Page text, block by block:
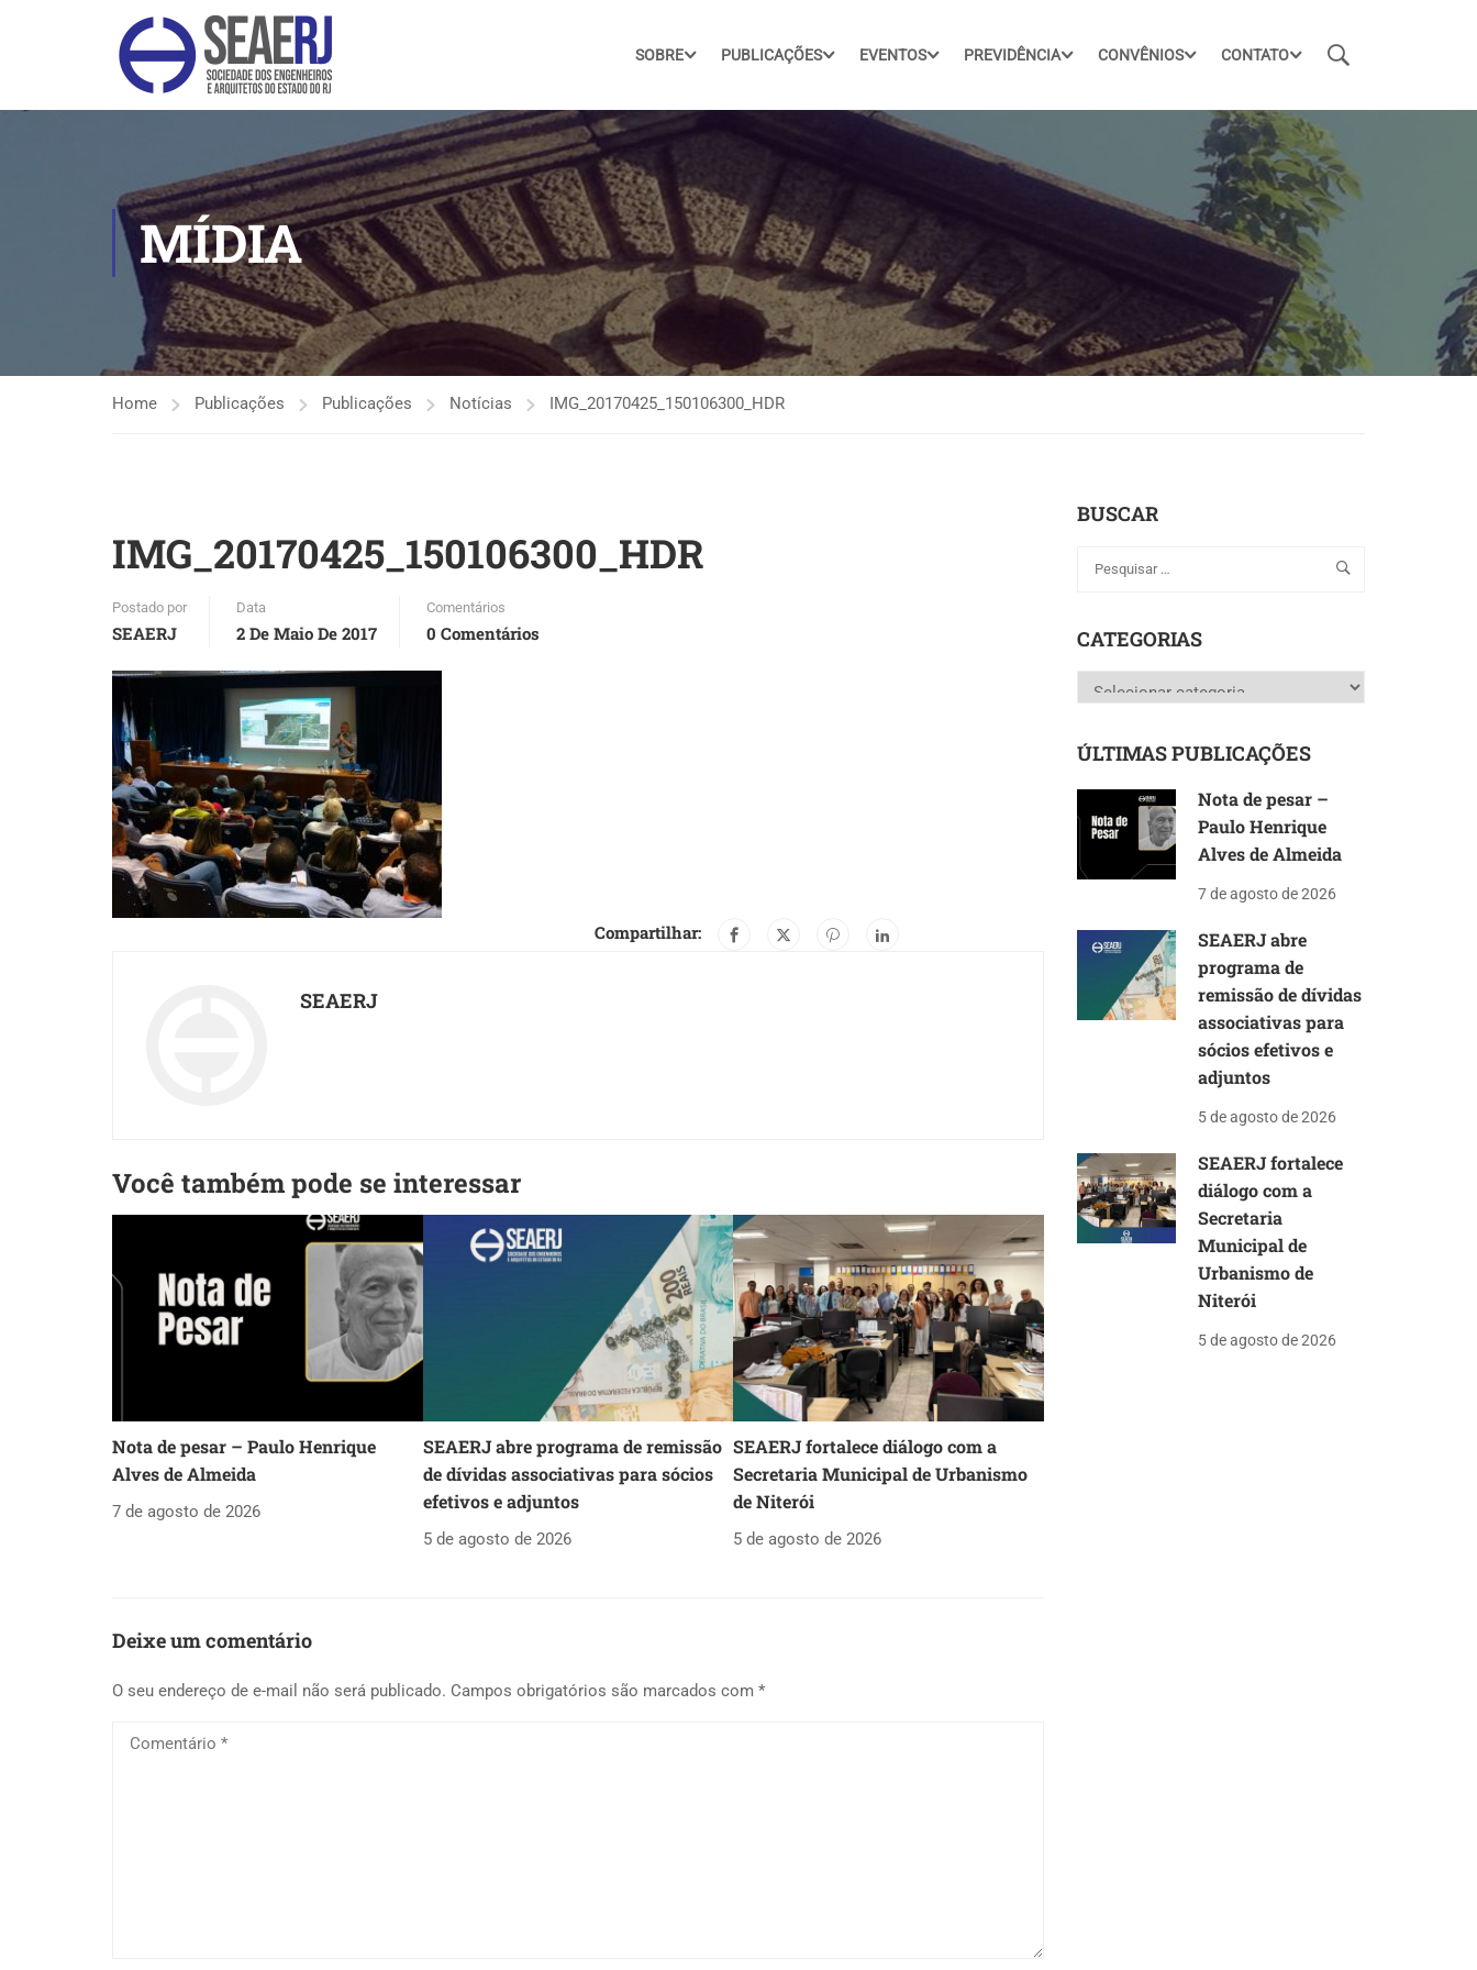
SOBRE PUBLICAÇÕES EVENTOS PREVIDÊNCIA CONVÊNIOS CONTATO
MÍDIA
Home Publicações Publicações Notícias IMG_20170425_150106300_HDR
IMG_20170425_150106300_HDR
Postado por
SEAERJ
Data
2 De Maio De 2017
Comentários
0 Comentários
Compartilhar:
SEAERJ
Você também pode se interessar
Nota de pesar – Paulo Henrique
Alves de Almeida
7 de agosto de 2026
SEAERJ abre programa de remissão
de dívidas associativas para sócios
efetivos e adjuntos
5 de agosto de 2026
SEAERJ fortalece diálogo com a
Secretaria Municipal de Urbanismo
de Niterói
5 de agosto de 2026
Deixe um comentário
O seu endereço de e-mail não será publicado. Campos obrigatórios são marcados com *
BUSCAR
CATEGORIAS
Categorias
ÚLTIMAS PUBLICAÇÕES
Nota de pesar –
Paulo Henrique
Alves de Almeida
7 de agosto de 2026
SEAERJ abre
programa de
remissão de dívidas
associativas para
sócios efetivos e
adjuntos
5 de agosto de 2026
SEAERJ fortalece
diálogo com a
Secretaria
Municipal de
Urbanismo de
Niterói
5 de agosto de 2026